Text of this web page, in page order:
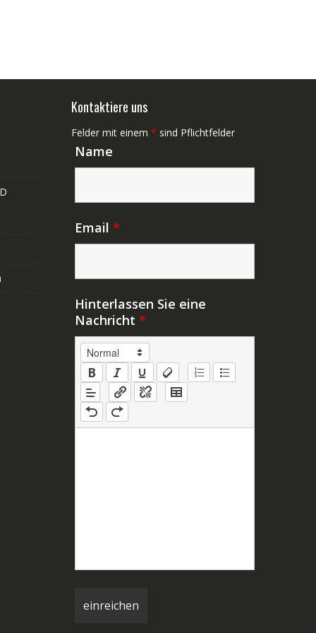
Kontaktiere uns
Felder mit einem * sind Pflichtfelder
Name
Email *
Hinterlassen Sie eine
Nachricht *